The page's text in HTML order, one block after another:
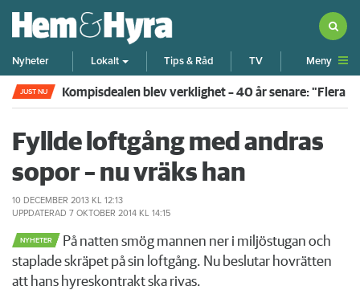
Nyheter Lokalt Tips & Råd TV Meny
JUST NU Kompisdealen blev verklighet – 40 år senare: "Flera
Fyllde loftgång med andras
sopor – nu vräks han
10 DECEMBER 2013 KL 12:13
UPPDATERAD 7 OKTOBER 2014 KL 14:15
NYHETER
På natten smög mannen ner i miljöstugan och
staplade skräpet på sin loftgång. Nu beslutar hovrätten
att hans hyreskontrakt ska rivas.